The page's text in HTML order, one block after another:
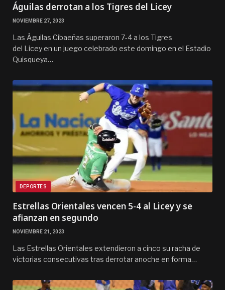
Águilas derrotan a los Tigres del Licey
NOVIEMBRE 27, 2023
Las Águilas Cibaeñas superaron 7-4 a los Tigres
del Licey en un juego celebrado este domingo en el Estadio
Quisqueya…
DEPORTES
Estrellas Orientales vencen 5-4 al Licey y se
afianzan en segundo
NOVIEMBRE 21, 2023
Las Estrellas Orientales extendieron a cinco su racha de
victorias consecutivas tras derrotar anoche en forma…